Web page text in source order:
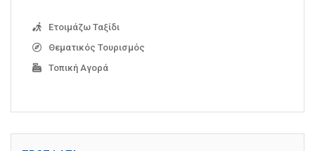
Ετοιμάζω Ταξίδι
Θεματικός Τουρισμός
Τοπική Αγορά